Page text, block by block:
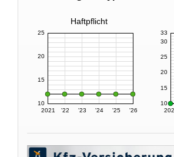
Haftpflicht
2021 '22 '23 '24 '25 '26
10
15
20
25
10
15
20
25
30
33